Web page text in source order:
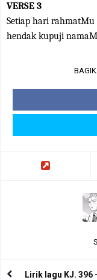
VERSE 3
Setiap hari
hendak kupuji
Lirik lagu KJ. 396